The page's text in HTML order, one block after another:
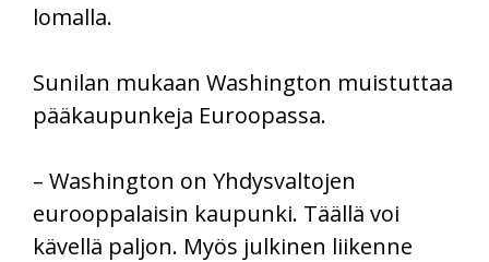
lomalla.
Sunilan mukaan Washington muistuttaa
pääkaupunkeja Euroopassa.
– Washington on Yhdysvaltojen
eurooppalaisin kaupunki. Täällä voi
kävellä paljon. Myös julkinen liikenne